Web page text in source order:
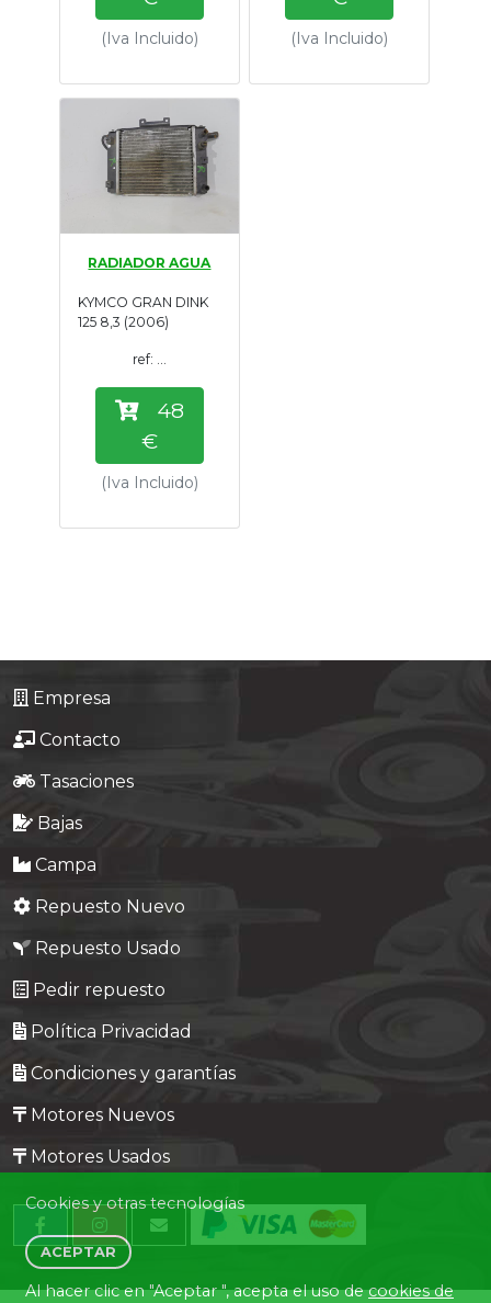
Contacto
(Iva Incluido) (Iva Incluido)
RADIADOR AGUA
KYMCO GRAN DINK
125 8,3 (2006)
ref: ...
48
€
(Iva Incluido)
Empresa
Contacto
Tasaciones
Bajas
Campa
Repuesto Nuevo
Repuesto Usado
Pedir repuesto
Política Privacidad
Condiciones y garantías
Motores Nuevos
Motores Usados
Cookies y otras tecnologías
ACEPTAR
Al hacer clic en "Aceptar ", acepta el uso decookies de